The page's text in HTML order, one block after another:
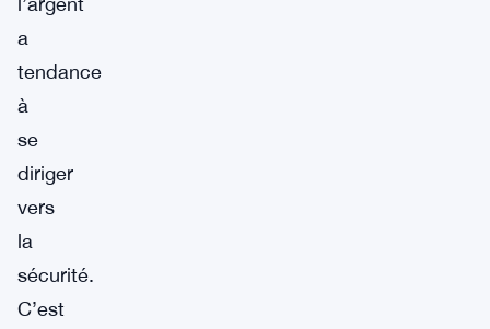
a
tendance
à
se
diriger
vers
la
sécurité.
C’est